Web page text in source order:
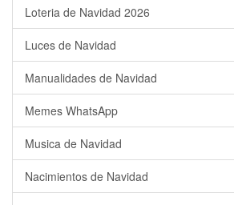
Loteria de Navidad 2026
Luces de Navidad
Manualidades de Navidad
Memes WhatsApp
Musica de Navidad
Nacimientos de Navidad